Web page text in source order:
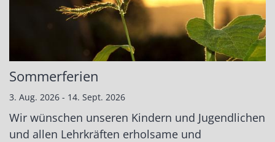
Sommerferien
3. Aug. 2026 - 14. Sept. 2026
Wir wünschen unseren Kindern und Jugendlichen
und allen Lehrkräften erholsame und